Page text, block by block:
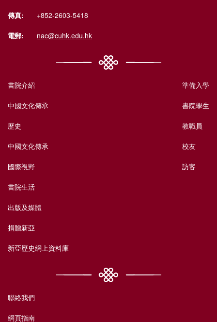
傳真: +852-2603-5418
電郵: nac@cuhk.edu.hk
書院介紹
中國文化傳承
歷史
中國文化傳承
國際視野
書院生活
出版及媒體
捐贈新亞
新亞歷史網上資料庫
準備入學
書院學生
教職員
校友
訪客
聯絡我們
網頁指南